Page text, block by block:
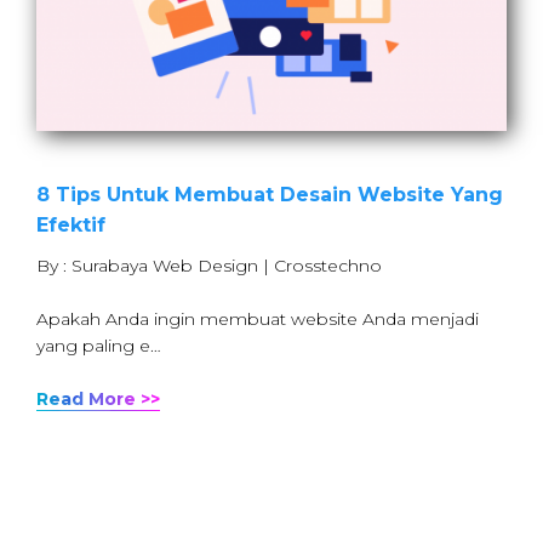
8 Tips Untuk Membuat Desain Website Yang
Efektif
By : Surabaya Web Design | Crosstechno
Apakah Anda ingin membuat website Anda menjadi
yang paling e…
Read More >>